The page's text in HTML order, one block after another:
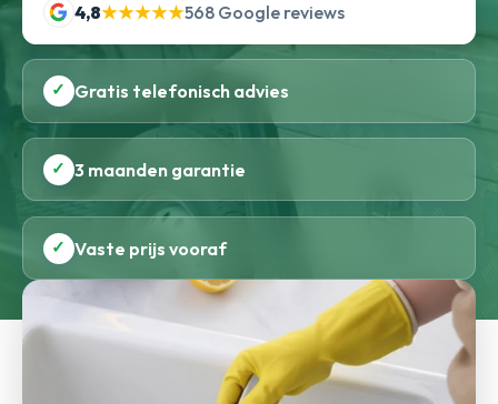
4,8★★★★★568 Google reviews
✓ Gratis telefonisch advies
✓ 3 maanden garantie
✓ Vaste prijs vooraf